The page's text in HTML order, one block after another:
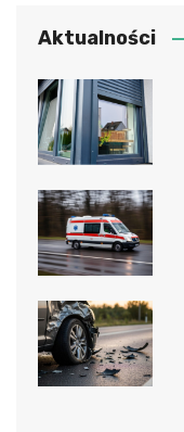
Aktualności